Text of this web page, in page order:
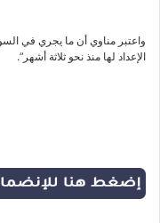
واعتبر مناوي أن ما يجري في
الإعداد لها منذ نحو ثلاثة أشهر”.